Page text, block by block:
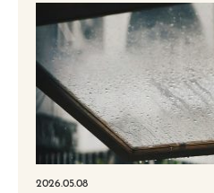
2026.05.08